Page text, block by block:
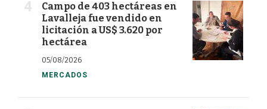
Campo de 403 hectáreas en
Lavalleja fue vendido en
licitación a US$ 3.620 por
hectárea
05/08/2026
MERCADOS